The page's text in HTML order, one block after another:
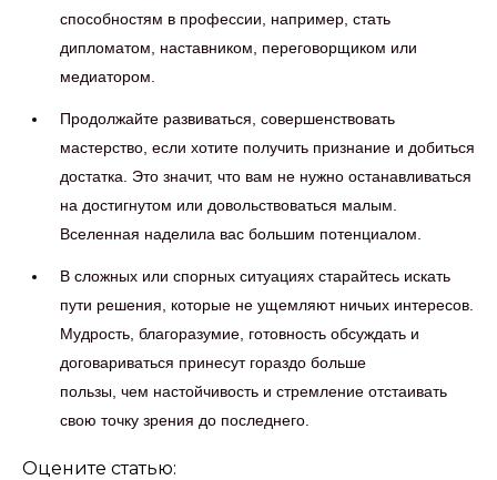
способностям в профессии, например, стать
дипломатом, наставником, переговорщиком или
медиатором.
Продолжайте развиваться, совершенствовать
мастерство, если хотите получить признание и добиться
достатка. Это значит, что вам не нужно останавливаться
на достигнутом или довольствоваться малым.
Вселенная наделила вас большим потенциалом.
В сложных или спорных ситуациях старайтесь искать
пути решения, которые не ущемляют ничьих интересов.
Мудрость, благоразумие, готовность обсуждать и
договариваться принесут гораздо больше
пользы, чем настойчивость и стремление отстаивать
свою точку зрения до последнего.
Оцените статью: